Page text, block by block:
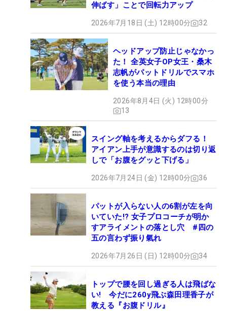
伸ばす」ことで回転力アップ
2026年7月18日 (土) 12時00分 32
ヘッドアップ防止じゃなかっ
た！ 全英女子OP女王・桑木
志帆がパットドリルでスマホ
を使う本当の理由
2026年8月4日 (火) 12時00分
13
スイング軸を考えるからダフる！
アイアン上手が意識するのは切り返
しで「お腹をグッと下げる」
2026年7月24日 (金) 12時00分 36
パットが入らない人の6割が左を向
いていた!? 女子プロコーチが明か
すアライメントの落とし穴 #四の
五の言わず振り氣れ
2026年7月26日 (日) 12時00分 34
トップで腰を回し過ぎる人は飛ばな
い! 今だに260y飛ぶ森田理香子が
教える『お腹ドリル』